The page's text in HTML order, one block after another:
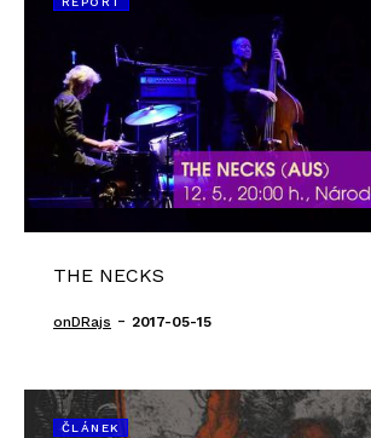
THE NECKS
onDRajs - 2017-05-15
ČLÁNEK